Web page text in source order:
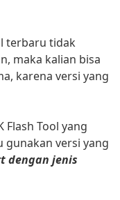
terbaru tidak
maka kalian bisa
karena versi yang
Flash Tool yang
gunakan versi yang
dengan jenis